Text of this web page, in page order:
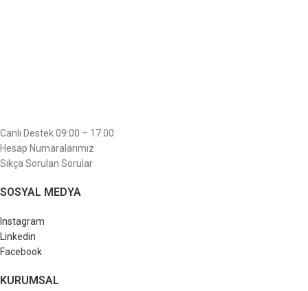
Canlı Destek 09:00 – 17.00
Hesap Numaralarımız
Sıkça Sorulan Sorular
SOSYAL MEDYA
Instagram
Linkedin
Facebook
KURUMSAL